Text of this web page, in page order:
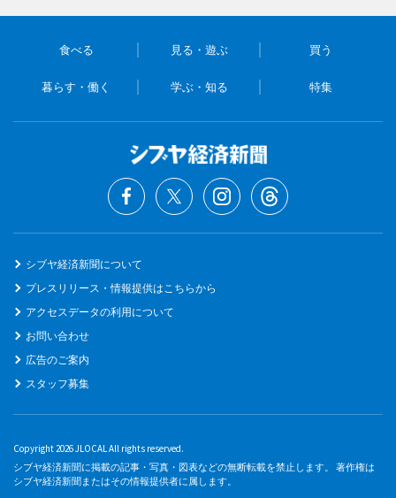
食べる 見る・遊ぶ 買う
暮らす・働く 学ぶ・知る 特集
シブヤ経済新聞について
プレスリリース・情報提供はこちらから
アクセスデータの利用について
お問い合わせ
広告のご案内
スタッフ募集
Copyright 2026 JLOCAL All rights reserved.
シブヤ経済新聞に掲載の記事・写真・図表などの無断転載を禁止します。 著作権は
シブヤ経済新聞またはその情報提供者に属します。